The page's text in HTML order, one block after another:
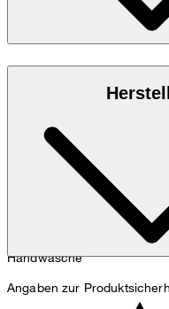
Handwäsche
Angaben zur